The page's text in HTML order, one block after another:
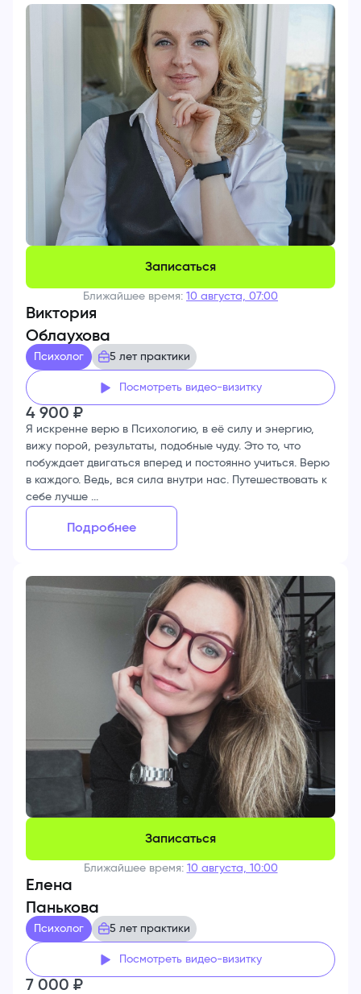
Записаться
Ближайшее время: 10 августа, 07:00
Виктория
Облаухова
Психолог 5 лет практики
Посмотреть видео-визитку
4 900 ₽
Я искренне верю в Психологию, в её силу и энергию,
вижу порой, результаты, подобные чуду. Это то, что
побуждает двигаться вперед и постоянно учиться. Верю
в каждого. Ведь, вся сила внутри нас. Путешествовать к
себе лучше ...
Подробнее
Записаться
Ближайшее время: 10 августа, 10:00
Елена
Панькова
Психолог 5 лет практики
Посмотреть видео-визитку
7 000 ₽